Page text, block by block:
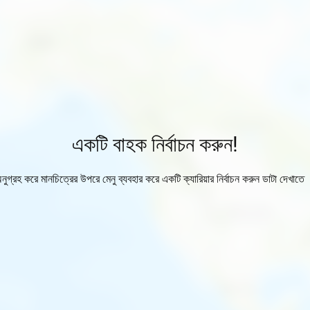
একটি বাহক নির্বাচন করুন!
করে মানচিত্রের উপরে মেনু ব্যবহার করে একটি ক্যারিয়ার নির্বাচন করুন ডাটা